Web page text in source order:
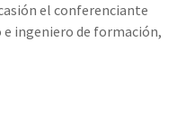
el conferenciante
ingeniero de formación,